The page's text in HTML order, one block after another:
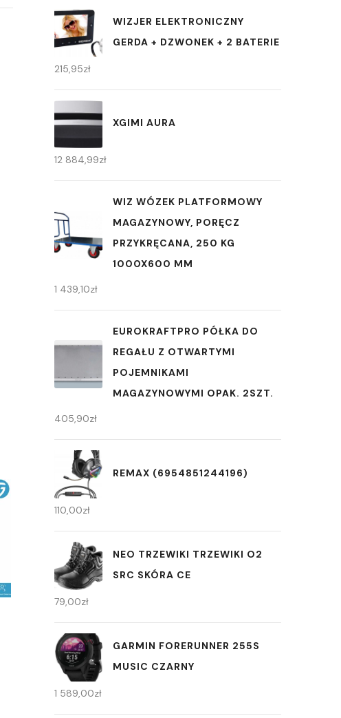
WIZJER ELEKTRONICZNY
GERDA + DZWONEK + 2 BATERIE
215,95zł
XGIMI AURA
12 884,99zł
WIZ WÓZEK PLATFORMOWY
MAGAZYNOWY, PORĘCZ
PRZYKRĘCANA, 250 KG
1000X600 MM
1 439,10zł
EUROKRAFTPRO PÓŁKA DO
REGAŁU Z OTWARTYMI
POJEMNIKAMI
MAGAZYNOWYMI OPAK. 2SZT.
405,90zł
REMAX (6954851244196)
110,00zł
NEO TRZEWIKI TRZEWIKI O2
SRC SKÓRA CE
79,00zł
GARMIN FORERUNNER 255S
MUSIC CZARNY
1 589,00zł